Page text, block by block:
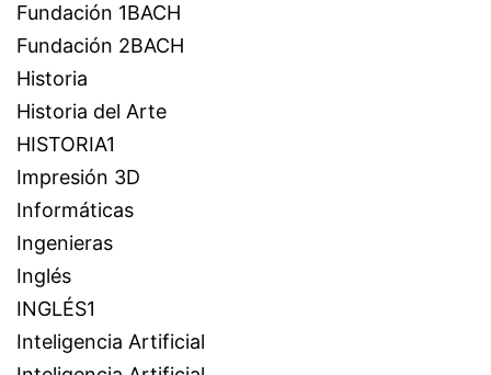
Fundación 1BACH
Fundación 2BACH
Historia
Historia del Arte
HISTORIA1
Impresión 3D
Informáticas
Ingenieras
Inglés
INGLÉS1
Inteligencia Artificial